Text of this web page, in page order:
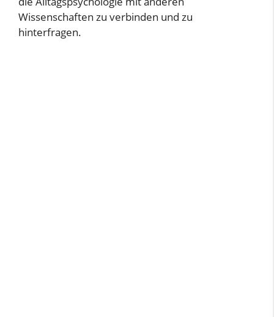
Wissenschaften zu verbinden und zu
hinterfragen.